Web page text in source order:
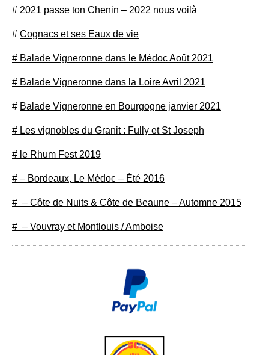
# 2021 passe ton Chenin – 2022 nous voilà
# Cognacs et ses Eaux de vie
# Balade Vigneronne dans le Médoc Août 2021
# Balade Vigneronne dans la Loire Avril 2021
# Balade Vigneronne en Bourgogne janvier 2021
# Les vignobles du Granit : Fully et St Joseph
# le Rhum Fest 2019
# – Bordeaux, Le Médoc – Été 2016
# – Côte de Nuits & Côte de Beaune – Automne 2015
# – Vouvray et Montlouis / Amboise